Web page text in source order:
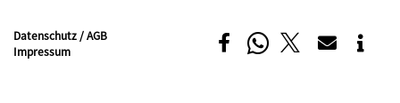
Datenschutz / AGB
Impressum